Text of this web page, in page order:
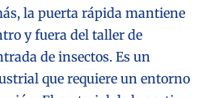
la puerta rápida mantiene
y fuera del taller de
de insectos. Es un
que requiere un entorno